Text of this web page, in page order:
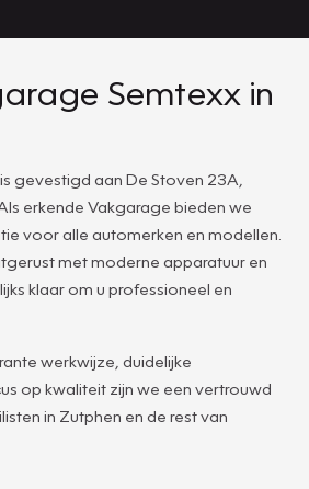
Semtexx in
gevestigd aan De Stoven 23A,
erkende Vakgarage bieden we
voor alle automerken en modellen.
met moderne apparatuur en
klaar om u professioneel en
werkwijze, duidelijke
op kwaliteit zijn we een vertrouwd
in Zutphen en de rest van